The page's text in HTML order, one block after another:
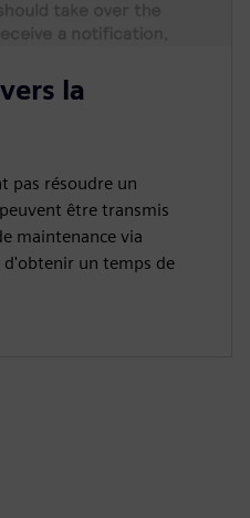
la
pas résoudre un
être transmis
maintenance via
un temps de